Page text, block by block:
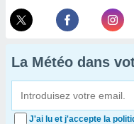
La Météo dans
J'ai lu et j'accepte la